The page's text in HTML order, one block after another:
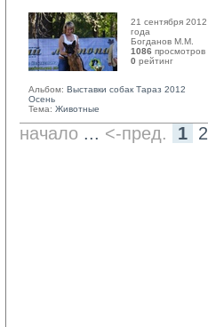
21 сентября 2012
года
Богданов М.М.
1086 просмотров
0 рейтинг
Альбом: Выставки собак Тараз 2012
Осень
Тема: Животные
начало ... <-пред. 1 2